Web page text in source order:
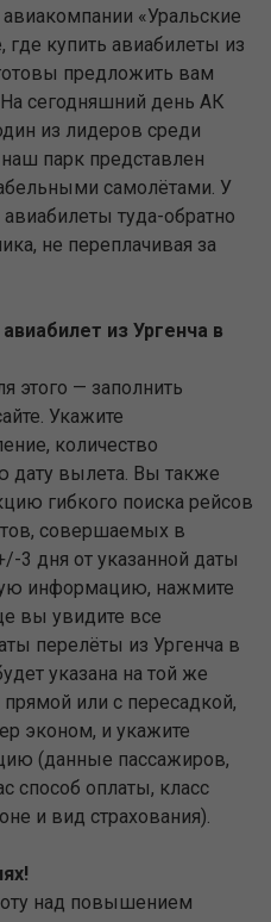
«Уральские
купить авиабилеты из
предложить вам
сегодняшний день АК
из лидеров среди
парк представлен
самолётами. У
туда-обратно
не переплачивая за
из Ургенча в
этого — заполнить
Укажите
количество
дату вылета. Вы также
гибкого поиска рейсов
совершаемых в
3 дня от указанной даты
информацию, нажмите
вы увидите все
перелёты из Ургенча в
указана на той же
или с пересадкой,
эконом, и укажите
(данные пассажиров,
способ оплаты, класс
и вид страхования).
над повышением